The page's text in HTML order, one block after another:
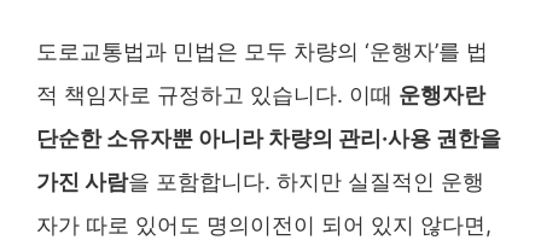
도로교통법과 민법은 모두 차량의 ‘운행자’를 법
적 책임자로 규정하고 있습니다. 이때 운행자란
단순한 소유자뿐 아니라 차량의 관리·사용 권한을
가진 사람을 포함합니다. 하지만 실질적인 운행
자가 따로 있어도 명의이전이 되어 있지 않다면,